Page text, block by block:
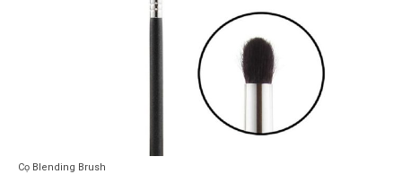
Cọ Blending Brush